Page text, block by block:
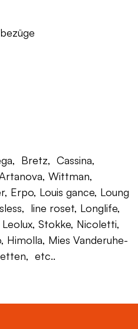
Bretz, Cassina,
Wittman,
Erpo, Louis gance, Loung
line roset, Longlife,
Stokke, Nicoletti,
Himolla, Mies Vanderuhe-
etc..